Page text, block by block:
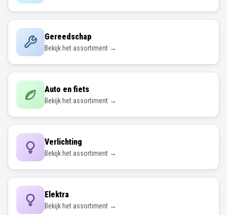
Gereedschap
Bekijk het assortiment →
Auto en fiets
Bekijk het assortiment →
Verlichting
Bekijk het assortiment →
Elektra
Bekijk het assortiment →